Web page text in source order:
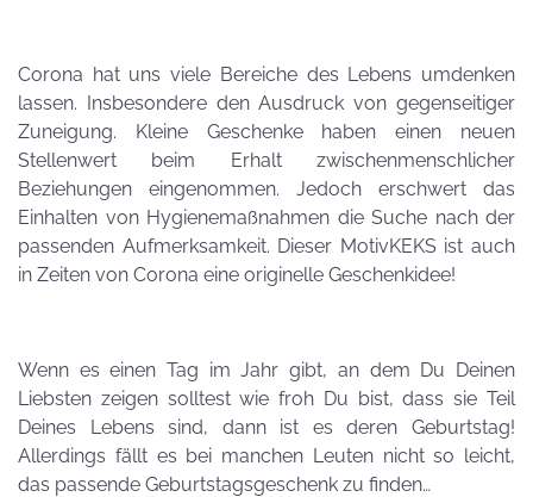
Corona hat uns viele Bereiche des Lebens umdenken
lassen. Insbesondere den Ausdruck von gegenseitiger
Zuneigung. Kleine Geschenke haben einen neuen
Stellenwert beim Erhalt zwischenmenschlicher
Beziehungen eingenommen. Jedoch erschwert das
Einhalten von Hygienemaßnahmen die Suche nach der
passenden Aufmerksamkeit. Dieser MotivKEKS ist auch
in Zeiten von Corona eine originelle Geschenkidee!
Wenn es einen Tag im Jahr gibt, an dem Du Deinen
Liebsten zeigen solltest wie froh Du bist, dass sie Teil
Deines Lebens sind, dann ist es deren Geburtstag!
Allerdings fällt es bei manchen Leuten nicht so leicht,
das passende Geburtstagsgeschenk zu finden…